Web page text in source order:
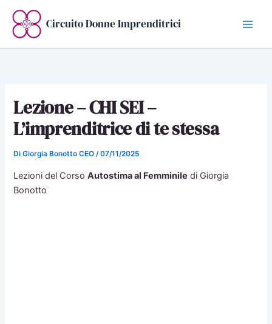
contenuto
Circuito Donne Imprenditrici
Lezione – CHI SEI –
L’imprenditrice di te stessa
DiGiorgia Bonotto CEO/07/11/2025
Lezioni del CorsoAutostima al Femminile di Giorgia
Bonotto